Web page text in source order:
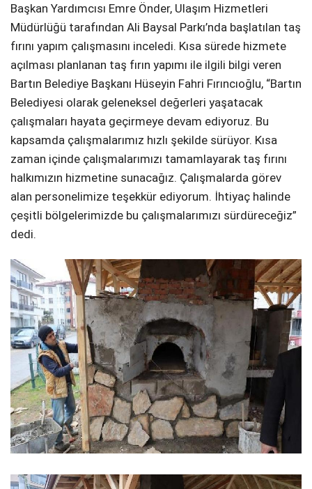
Başkan Yardımcısı Emre Önder, Ulaşım Hizmetleri
Müdürlüğü tarafından Ali Baysal Parkı’nda başlatılan taş
fırını yapım çalışmasını inceledi. Kısa sürede hizmete
açılması planlanan taş fırın yapımı ile ilgili bilgi veren
Bartın Belediye Başkanı Hüseyin Fahri Fırıncıoğlu, “Bartın
Belediyesi olarak geleneksel değerleri yaşatacak
çalışmaları hayata geçirmeye devam ediyoruz. Bu
kapsamda çalışmalarımız hızlı şekilde sürüyor. Kısa
zaman içinde çalışmalarımızı tamamlayarak taş fırını
halkımızın hizmetine sunacağız. Çalışmalarda görev
alan personelimize teşekkür ediyorum. İhtiyaç halinde
çeşitli bölgelerimizde bu çalışmalarımızı sürdüreceğiz”
dedi.